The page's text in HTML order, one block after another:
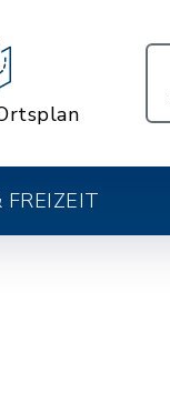
FREIZEIT